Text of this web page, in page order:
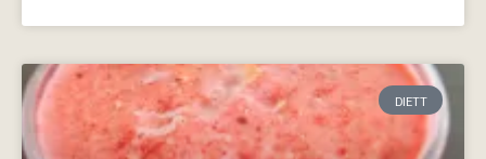
DIETT